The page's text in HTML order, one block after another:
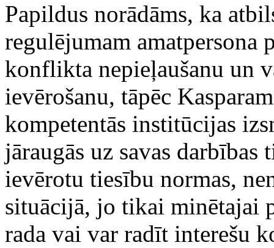
Papildus norādāms, ka
regulējumam
konflikta nepieļaušanu un
ievērošanu, tāpēc
kompetentās institūcijas
jāraugās uz savas
ievērotu tiesību normas,
situācijā, jo tikai minētajai
rada vai var radīt interešu